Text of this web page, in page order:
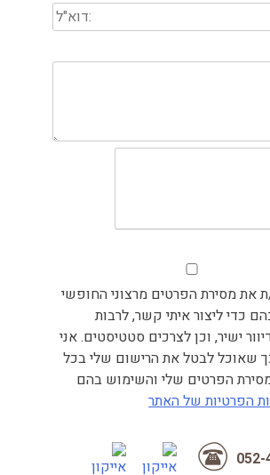
את מסירת הפרטים מרצוני החופשי
כדי ליצור איתי קשר, לרבות
באמצעות דיוור ישיר, וכן לצרכים סטטיסטים. אני
שאוכל לבטל את הרישום שלי בכל
הפרטים שלי והשימוש בהם
הפרטיות של האתר